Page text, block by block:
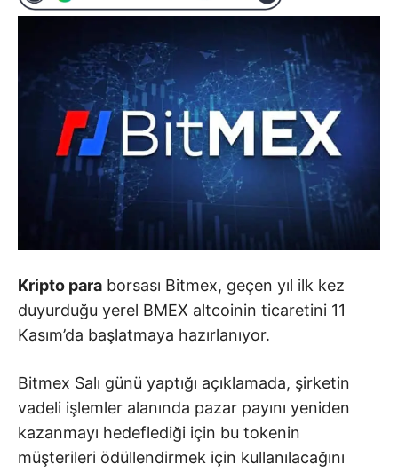
Kripto para borsası Bitmex, geçen yıl ilk kez
duyurduğu yerel BMEX altcoinin ticaretini 11
Kasım’da başlatmaya hazırlanıyor.
Bitmex Salı günü yaptığı açıklamada, şirketin
vadeli işlemler alanında pazar payını yeniden
kazanmayı hedeflediği için bu tokenin
müşterileri ödüllendirmek için kullanılacağını